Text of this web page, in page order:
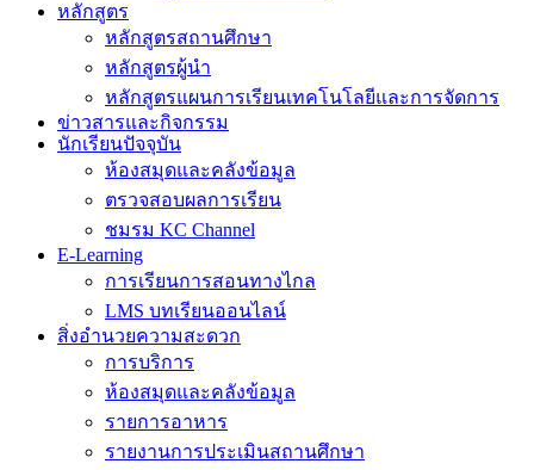
หลักสูตร
หลักสูตรสถานศึกษา
หลักสูตรผู้นำ
หลักสูตรแผนการเรียนเทคโนโลยีและการจัดการ
ข่าวสารและกิจกรรม
นักเรียนปัจจุบัน
ห้องสมุดและคลังข้อมูล
ตรวจสอบผลการเรียน
ชมรม KC Channel
E-Learning
การเรียนการสอนทางไกล
LMS บทเรียนออนไลน์
สิ่งอำนวยความสะดวก
การบริการ
ห้องสมุดและคลังข้อมูล
รายการอาหาร
รายงานการประเมินสถานศึกษา